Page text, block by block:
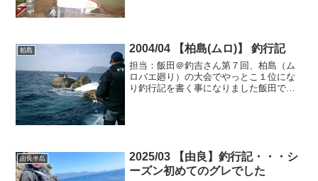
柏島 2004/04 【柏島(ムロ)】 釣行記
担当：飯田＠釣吉さん第７回、柏島（ム
ロバエ廻り）の大会でやっとこ１位にな
り釣行記を書く事になりました飯田です.
由良半島
2025/03 【由良】釣行記・・・シ
ーズン初めてのグレでした